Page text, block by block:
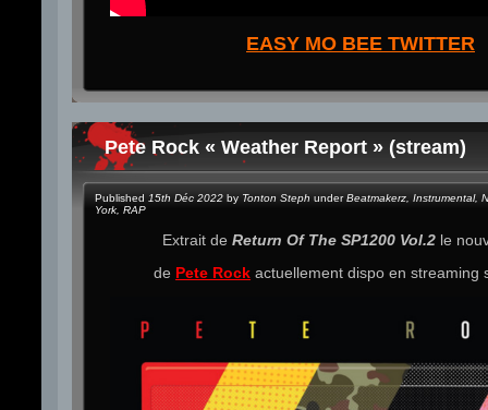
EASY MO BEE TWITTER
Pete Rock « Weather Report » (stream)
Published 15th Déc 2022 by Tonton Steph underBeatmakerz Instrumental,
York RAP
Extrait de Return Of The SP1200 Vol.2le
de Pete Rock actuellement dispo en streaming